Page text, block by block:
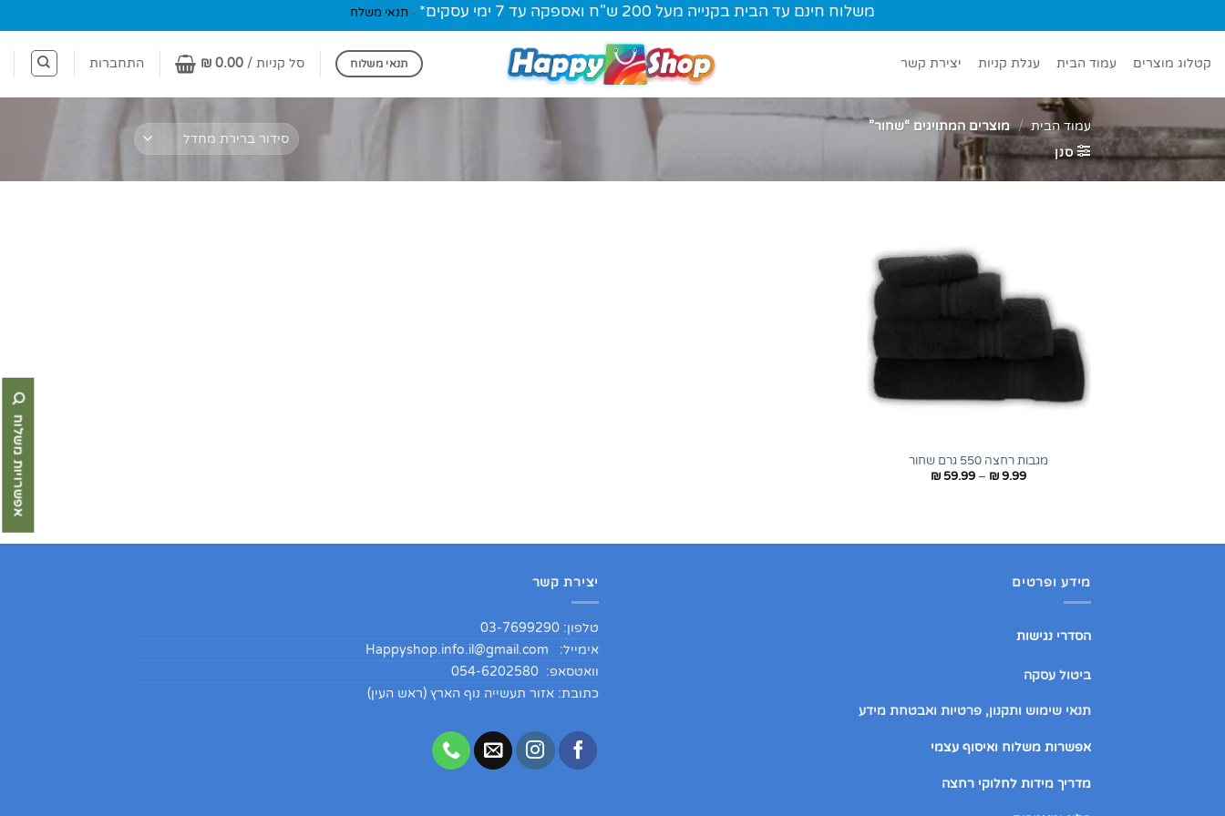
to
משלוח חינם עד הבית בקנייה מעל 200 ש"ח ואספקה עד 7 ימי עסקים* - תנאי משלח
קטלוג מוצרים עמוד הבית עגלת קניות יצירת קשר תנאי משלוח סל קניות / ₪ 0.00 התחברות
עמוד הבית / מוצרים המתויגים “שחור”
סנן
מגבות רחצה 550 גרם שחור
₪9.99
–
₪ 59.99 טווח
מידע ופרטים
הסדרי נגישות
ביטול עסקה
תנאי שימוש ותקנון, פרטיות ואבטחת מידע
אפשרות משלוח ואיסוף עצמי
מדריך מידות לחלוקי רחצה
יצירת קשר
טלפון: 03-7699290
אימייל: Happyshop.info.il@gmail.com
וואטסאפ: 054-6202580
כתובת: אזור תעשייה נוף הארץ (ראש העין)
אפשרויות משלוח